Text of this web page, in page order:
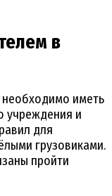
в
иметь
учреждения и
для
грузовиками.
пройти